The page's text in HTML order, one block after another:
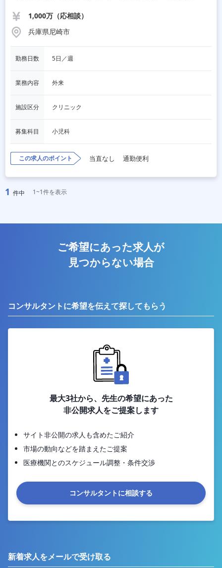
1,000万（応相談）
兵庫県尼崎市
勤務日数 5日／週
業務内容 外来
施設区分 クリニック
募集科目 小児科
この求人のポイント 当直なし 通勤便利
1 件中 1~1件を表示
ご希望にあった求人が
見つからない場合
コンサルタントに希望を伝えて探してもらう
最大3社から、先生の希望にあった
非公開求人をご提案します
サイト非公開の求人も含めたご紹介
市場の動向などを踏まえたご提案
医療機関とのスケジュール調整・条件交渉
コンサルタントに相談する
新着求人をメールで受け取る